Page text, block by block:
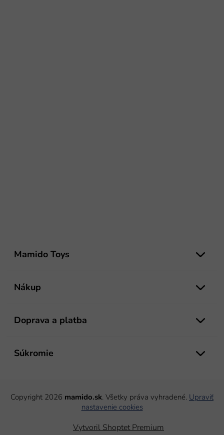
Mamido Toys
Nákup
Doprava a platba
Súkromie
Vytvoril Shoptet Premium
Copyright 2026 mamido.sk. Všetky práva vyhradené. Upraviť
nastavenie cookies